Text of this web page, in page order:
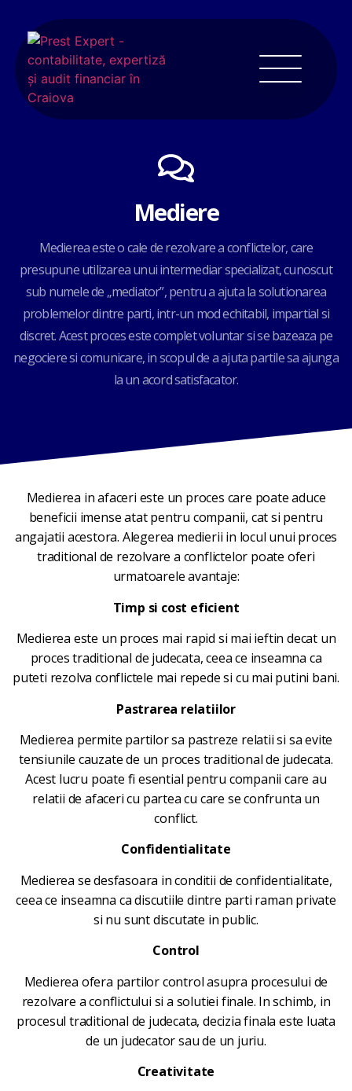
Mediere
Medierea este o cale de rezolvare a conflictelor, care
presupune utilizarea unui intermediar specializat, cunoscut
sub numele de „mediator”, pentru a ajuta la solutionarea
problemelor dintre parti, intr-un mod echitabil, impartial si
discret. Acest proces este complet voluntar si se bazeaza pe
negociere si comunicare, in scopul de a ajuta partile sa ajunga
la un acord satisfacator.
Medierea in afaceri este un proces care poate aduce
beneficii imense atat pentru companii, cat si pentru
angajatii acestora. Alegerea medierii in locul unui proces
traditional de rezolvare a conflictelor poate oferi
urmatoarele avantaje:
Timp si cost eficient
Medierea este un proces mai rapid si mai ieftin decat un
proces traditional de judecata, ceea ce inseamna ca
puteti rezolva conflictele mai repede si cu mai putini bani.
Pastrarea relatiilor
Medierea permite partilor sa pastreze relatii si sa evite
tensiunile cauzate de un proces traditional de judecata.
Acest lucru poate fi esential pentru companii care au
relatii de afaceri cu partea cu care se confrunta un
conflict.
Confidentialitate
Medierea se desfasoara in conditii de confidentialitate,
ceea ce inseamna ca discutiile dintre parti raman private
si nu sunt discutate in public.
Control
Medierea ofera partilor control asupra procesului de
rezolvare a conflictului si a solutiei finale. In schimb, in
procesul traditional de judecata, decizia finala este luata
de un judecator sau de un juriu.
Creativitate